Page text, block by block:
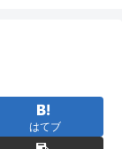
はてブ